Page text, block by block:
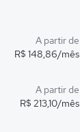
A partir de
R$ 148,86/mês
A partir de
R$ 213,10/mês